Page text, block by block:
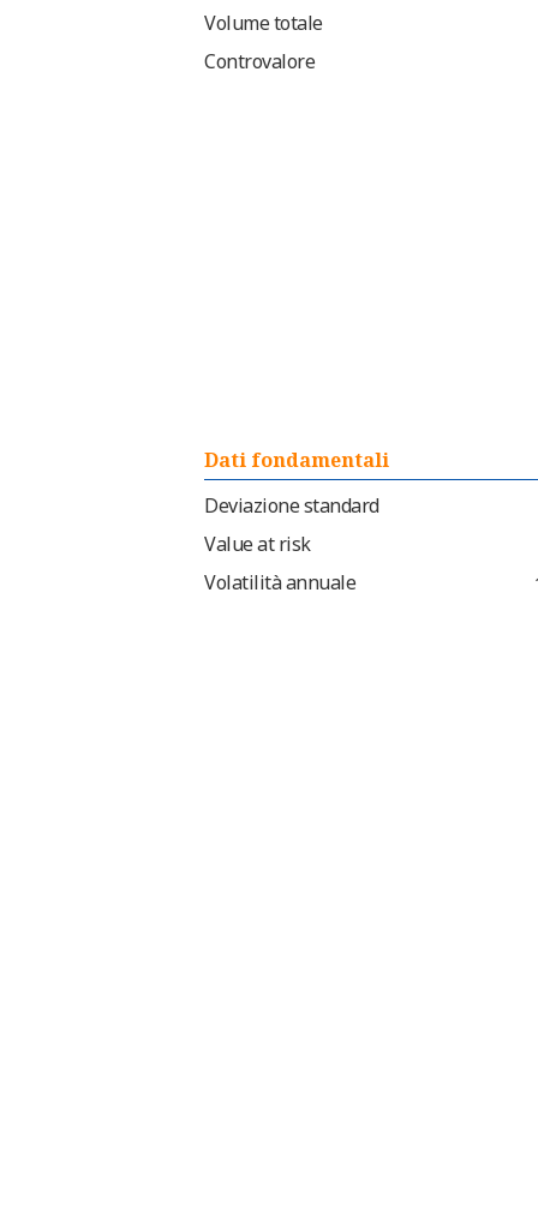
Volume totale
Controvalore
Dati fondamentali
Deviazione standard
Value at risk
Volatilità annuale